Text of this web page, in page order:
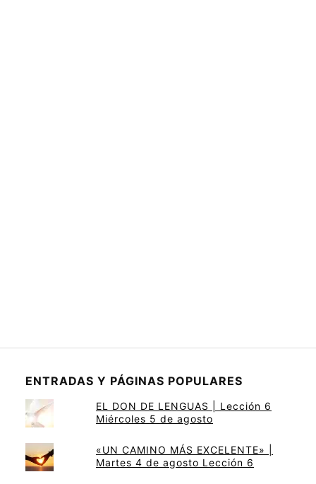
ENTRADAS Y PÁGINAS POPULARES
EL DON DE LENGUAS | Lección 6
Miércoles 5 de agosto
«UN CAMINO MÁS EXCELENTE» |
Martes 4 de agosto Lección 6